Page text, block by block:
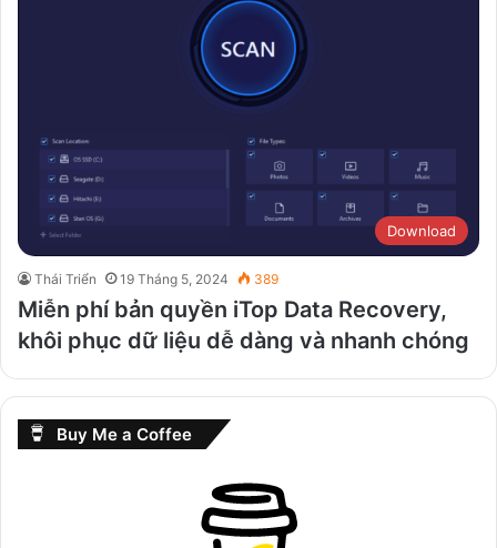
Download
Thái Triển 19 Tháng 5, 2024 389
Miễn phí bản quyền iTop Data Recovery,
khôi phục dữ liệu dễ dàng và nhanh chóng
Buy Me a Coffee